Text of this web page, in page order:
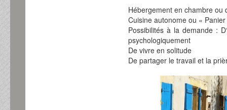
Hébergement en chambre ou
Cuisine autonome ou «
Possibilités à la demande :
psychologiquement
De vivre en solitude
De partager le travail et la